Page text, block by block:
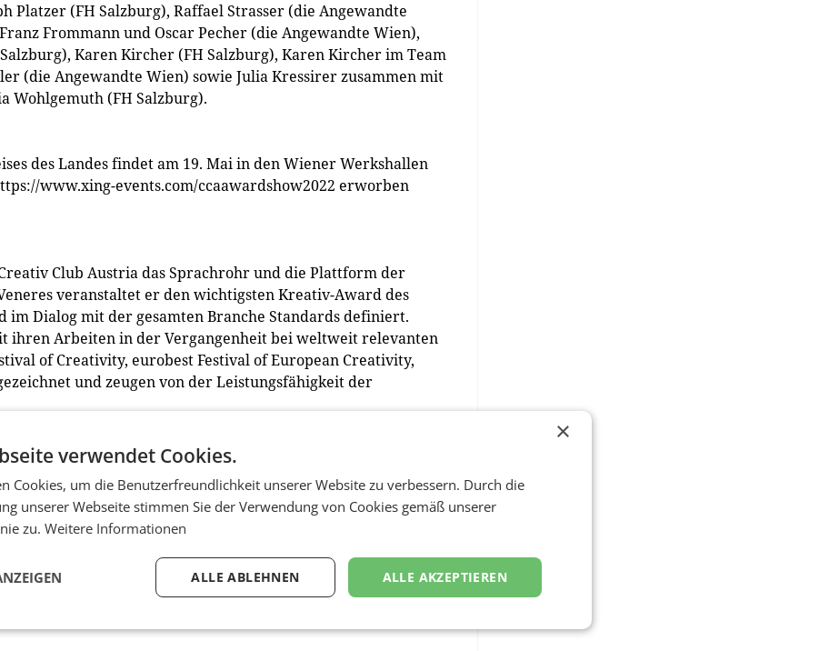
Platzer (FH Salzburg), Raffael Strasser (die Angewandte
Frommann und Oscar Pecher (die Angewandte Wien),
Karen Kircher (FH Salzburg), Karen Kircher im Team
(die Angewandte Wien) sowie Julia Kressirer zusammen mit
Wohlgemuth (FH Salzburg).
des Landes findet am 19. Mai in den Wiener Werkshallen
www.xing-events.com/ccaawardshow2022 erworben
Club Austria das Sprachrohr und die Plattform der
veranstaltet er den wichtigsten Kreativ-Award des
im Dialog mit der gesamten Branche Standards definiert.
ihren Arbeiten in der Vergangenheit bei weltweit relevanten
of Creativity, eurobest Festival of European Creativity,
und zeugen von der Leistungsfähigkeit der
in Zusammenarbeit mit der ORF-Enterprise als
Austria für das Cannes Lions International Festival of
Nachwuchs im globalen Wettbewerb. Der Creativ Club
Workshops, Seminare, Veranstaltungen und
innerhalb der Branche. Als
(DDB Wien) und als Vizepräsident Patrik Partl (Brokkoli).
inne. (red)
×
verwendet Cookies.
Cookies, um die Benutzerfreundlichkeit unserer Website zu verbessern. Durch die
unserer Webseite stimmen Sie der Verwendung von Cookies gemäß unserer
zu. Weitere Informationen
ALLE AKZEPTIEREN
ALLE ABLEHNEN